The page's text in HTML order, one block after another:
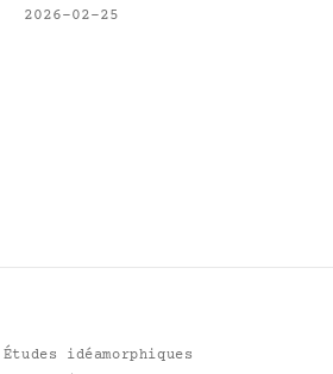
2026-02-25
Études idéamorphiques